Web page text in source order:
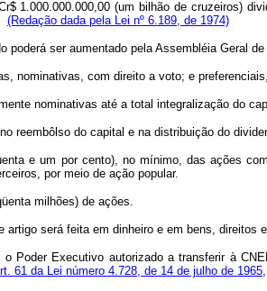
1.000.000.000,00 (um bilhão de cruzeiros)
(Redação dada pela Lei nº 6.189, de 1974)
poderá ser aumentado pela Assembléia
nominativas, com direito a voto; e
nominativas até a total integralização do
do capital e na distribuição do
e um por cento), no mínimo, das ações com
por meio de ação popular.
milhões) de ações.
será feita em dinheiro e em bens, direitos
Executivo autorizado a transferir à
61 da Lei número 4.728, de 14 de julho de 1965